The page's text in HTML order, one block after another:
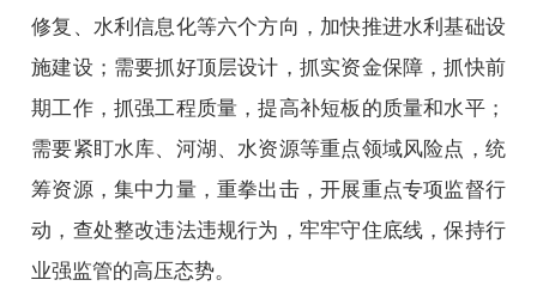
修复、水利信息化等六个方向，加快推进水利基础设
施建设；需要抓好顶层设计，抓实资金保障，抓快前
期工作，抓强工程质量，提高补短板的质量和水平；
需要紧盯水库、河湖、水资源等重点领域风险点，统
筹资源，集中力量，重拳出击，开展重点专项监督行
动，查处整改违法违规行为，牢牢守住底线，保持行
业强监管的高压态势。